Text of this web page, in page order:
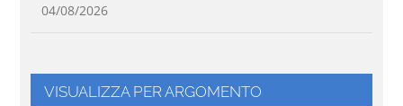
04/08/2026
VISUALIZZA PER ARGOMENTO